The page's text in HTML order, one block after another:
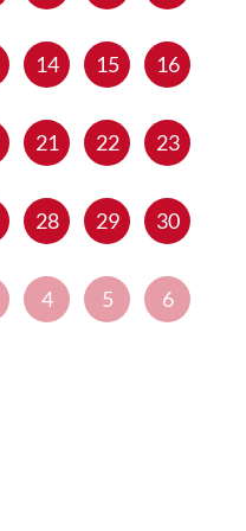
14 15 16
21 22 23
28 29 30
4 5 6